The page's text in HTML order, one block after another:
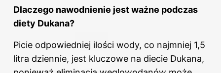
Dlaczego nawodnienie jest ważne podczas
diety Dukana?
Picie odpowiedniej ilości wody, co najmniej 1,5
litra dziennie, jest kluczowe na diecie Dukana,